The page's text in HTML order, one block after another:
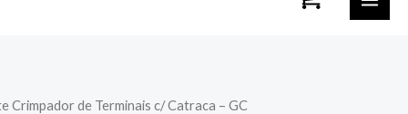
Crimpador de Terminais c/ Catraca – GC